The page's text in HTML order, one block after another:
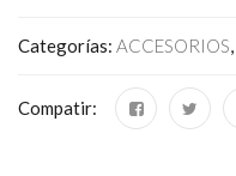
Categorías: ACCESORIOS,
Compatir: